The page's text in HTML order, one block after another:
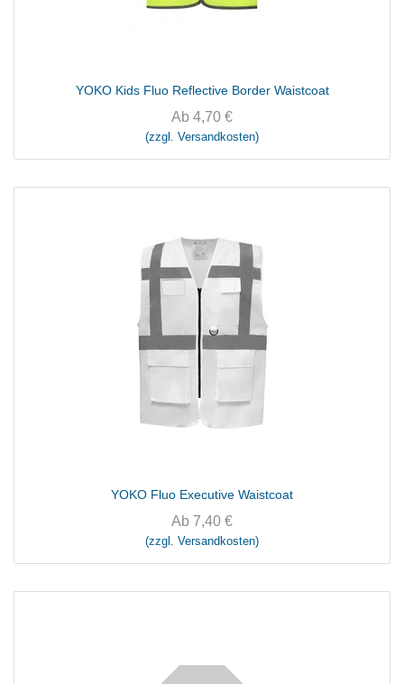
YOKO Kids Fluo Reflective Border Waistcoat
Ab 4,70 €
(zzgl. Versandkosten)
YOKO Fluo Executive Waistcoat
Ab 7,40 €
(zzgl. Versandkosten)